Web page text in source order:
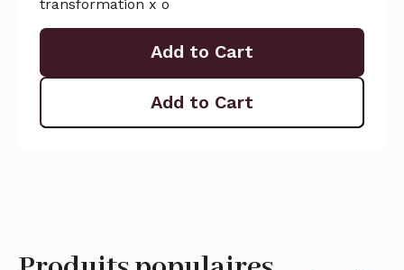
transformation x o
Add to Cart
Add to Cart